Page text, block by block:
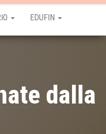
EDUFIN
dalla